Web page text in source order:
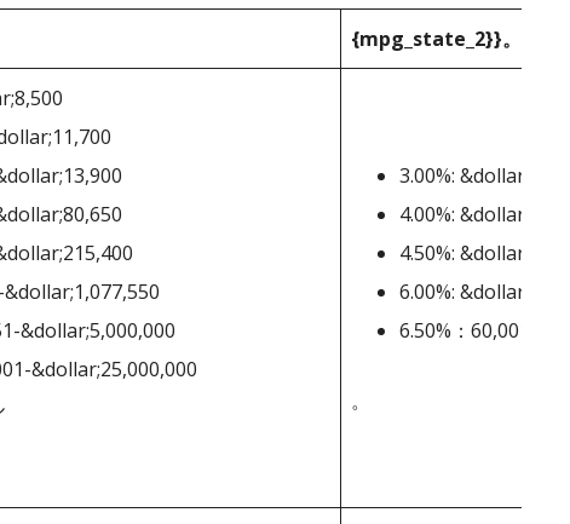
{mpg_state_2}}。
&dollar;5,000,000
&dollar;25,000,000
3.00%: &dollar;0-
4.00%:
4.50%:
6.00%:
6.50%：60,001ドル
。